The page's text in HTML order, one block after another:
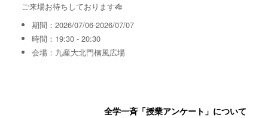
ご来場お待ちしております🎋
期間：2026/07/06-2026/07/07
時間：19:30 - 20:30
会場：九産大北門楠風広場
全学一斉「授業アンケート」について